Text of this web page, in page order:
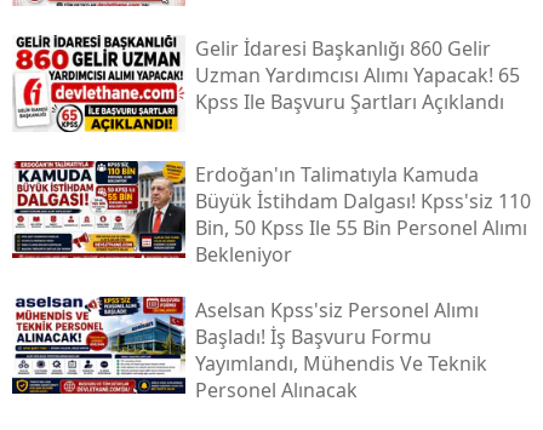
Gelir İdaresi Başkanlığı 860 Gelir
Uzman Yardımcısı Alımı Yapacak! 65
Kpss Ile Başvuru Şartları Açıklandı
Erdoğan'ın Talimatıyla Kamuda
Büyük İstihdam Dalgası! Kpss'siz 110
Bin, 50 Kpss Ile 55 Bin Personel Alımı
Bekleniyor
Aselsan Kpss'siz Personel Alımı
Başladı! İş Başvuru Formu
Yayımlandı, Mühendis Ve Teknik
Personel Alınacak